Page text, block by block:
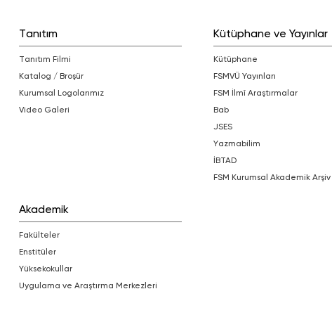
Tanıtım
Tanıtım Filmi
Katalog / Broşür
Kurumsal Logolarımız
Video Galeri
Kütüphane ve Yayınlar
Kütüphane
FSMVÜ Yayınları
FSM İlmî Araştırmalar
bab
JSES
Yazmabilim
İBTAD
FSM Kurumsal Akademik Arşiv
Akademik
Fakülteler
Enstitüler
Yüksekokullar
Uygulama ve Araştırma Merkezleri